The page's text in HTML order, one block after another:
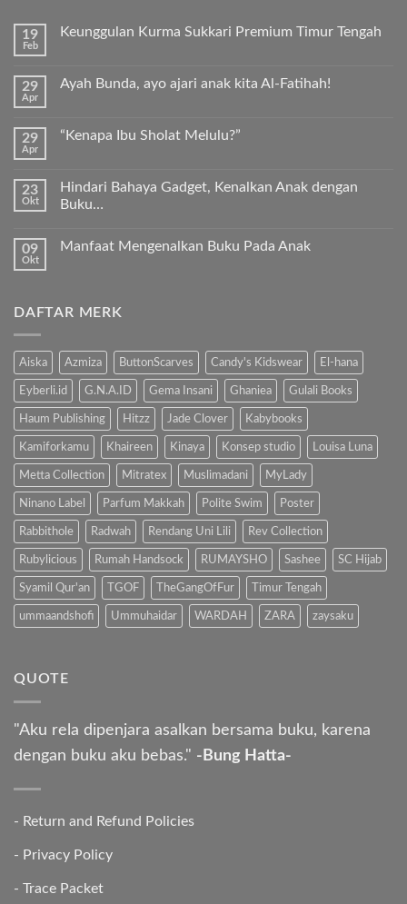
19
Feb
Keunggulan Kurma Sukkari Premium Timur Tengah
pada
Premium
29
Apr
Ayah Bunda, ayo ajari anak kita Al-Fatihah!
pada
ajari
kita
29
Apr
“Kenapa Ibu Sholat Melulu?”
pada
“Kenapa
23
Okt
Hindari Bahaya Gadget, Kenalkan Anak dengan
Buku…
komentar
Kenalkan
Anak
09
Okt
Manfaat Mengenalkan Buku Pada Anak
Manfaat
Anak
DAFTAR MERK
Aiska Azmiza ButtonScarves Candy's Kidswear El-hana
Eyberli.id G.N.A.ID Gema Insani Ghaniea Gulali Books
Haum Publishing Hitzz Jade Clover Kabybooks
Kamiforkamu Khaireen Kinaya Konsep studio Louisa Luna
Metta Collection Mitratex Muslimadani MyLady
Ninano Label Parfum Makkah Polite Swim Poster
Rabbithole Radwah Rendang Uni Lili Rev Collection
Rubylicious Rumah Handsock RUMAYSHO Sashee SC Hijab
Syamil Qur'an TGOF TheGangOfFur Timur Tengah
ummaandshofi Ummuhaidar WARDAH ZARA zaysaku
QUOTE
"Aku rela dipenjara asalkan bersama buku, karena
dengan buku aku bebas." -Bung Hatta-
- Return and Refund Policies
- Privacy Policy
- Trace Packet